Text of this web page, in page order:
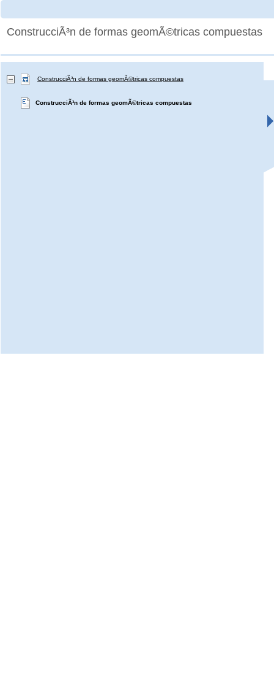
ConstrucciÃ³n de formas geomÃ©tricas compuestas
ConstrucciÃ³n de formas geomÃ©tricas compuestas
ConstrucciÃ³n de formas geomÃ©tricas compuestas